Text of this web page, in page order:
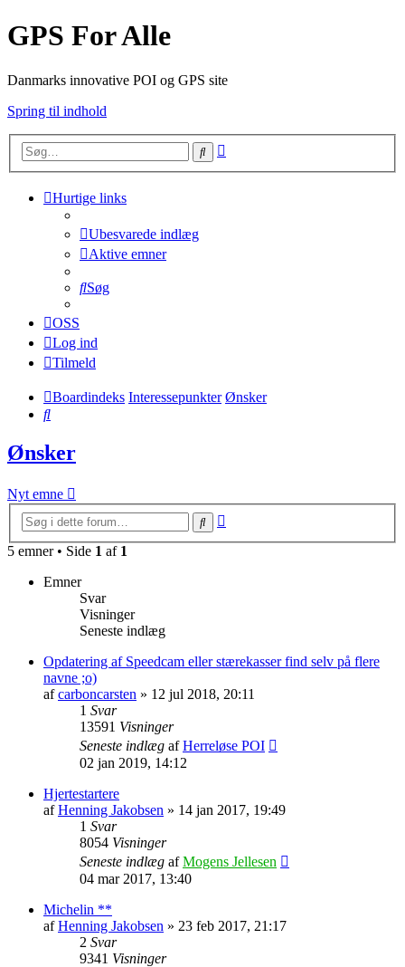
GPS For Alle
Danmarks innovative POI og GPS site
Spring til indhold
Søg
Hurtige links
Ubesvarede indlæg
Aktive emner
Søg
OSS
Log ind
Tilmeld
Boardindeks Interessepunkter Ønsker
Søg
Ønsker
Nyt emne
Søg
5 emner • Side 1 af 1
Emner
Svar
Visninger
Seneste indlæg
Opdatering af Speedcam eller stærekasser find selv på flere
navne ;o)
afcarboncarsten » 12 jul 2018, 20:11
1 Svar
13591 Visninger
Seneste indlæg afHerreløse POI
02 jan 2019, 14:12
Hjertestartere
afHenning Jakobsen » 14 jan 2017, 19:49
1 Svar
8054 Visninger
Seneste indlæg afMogens Jellesen
04 mar 2017, 13:40
Michelin **
afHenning Jakobsen » 23 feb 2017, 21:17
2 Svar
9341 Visninger